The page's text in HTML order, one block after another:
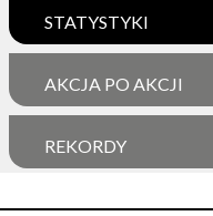
STATYSTYKI
AKCJA PO AKCJI
REKORDY